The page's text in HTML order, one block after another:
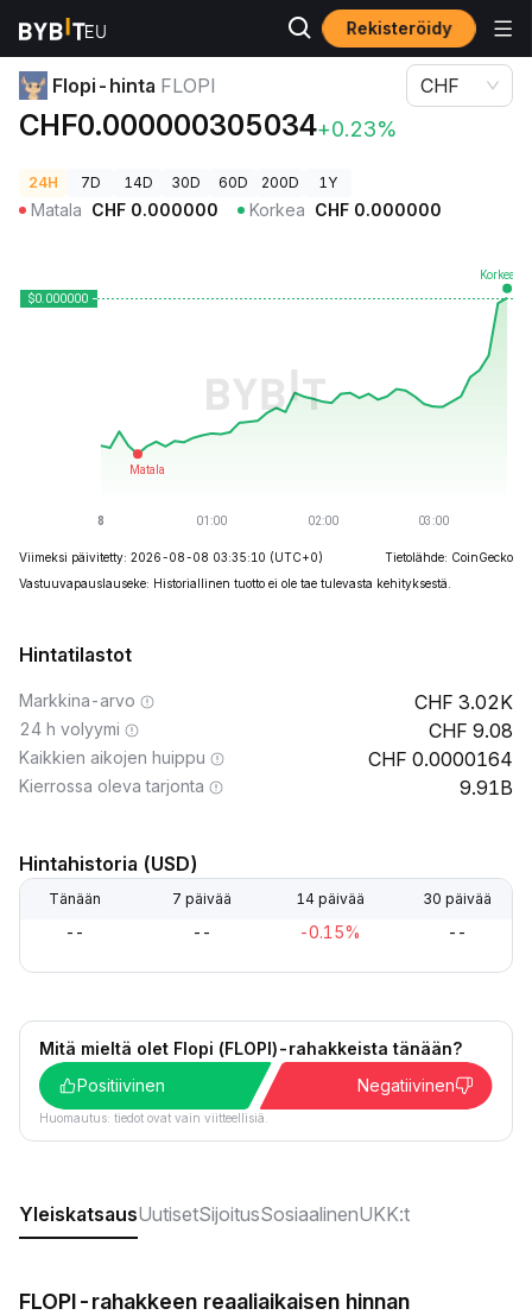
Rekisteröidy
Kryptohinnat
Flopi-hinta FLOPI
CHF0.000000305034+0.23%
CHF
24H 7D 14D 30D 60D 200D 1Y
Matala CHF 0.000000 Korkea CHF 0.000000
Viimeksi päivitetty: 2026-08-08 03:35:10 (UTC+0)
Tietolähde: CoinGecko
Vastuuvapauslauseke: Historiallinen tuotto ei ole tae tulevasta kehityksestä.
Hintatilastot
Markkina-arvo 3.02K
24 h volyymi 9.08
Kaikkien aikojen huippu 0.0000164
Kierrossa oleva tarjonta 9.91B
Hintahistoria (USD)
Tänään 7 päivää 14 päivää 30 päivää
-- -- -0.15% --
Mitä mieltä olet Flopi (FLOPI)-rahakkeista tänään?
Positiivinen
Negatiivinen
Huomautus: tiedot ovat vain viitteellisiä.
YleiskatsausUutisetSijoitusSosiaalinenUKK:t
FLOPI-rahakkeen reaaliaikaisen hinnan